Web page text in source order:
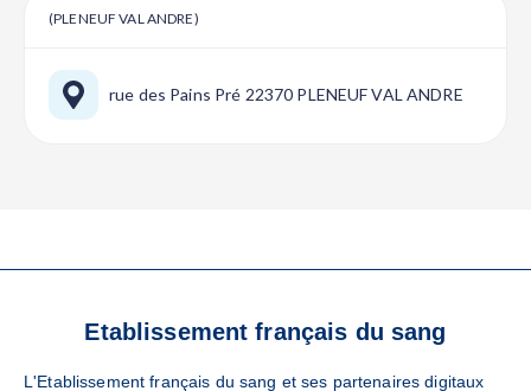
(PLENEUF VAL ANDRE)
rue des Pains Pré 22370 PLENEUF VAL ANDRE
LOCAUX
Etablissement français du sang
L'Etablissement français du sang et ses partenaires digitaux